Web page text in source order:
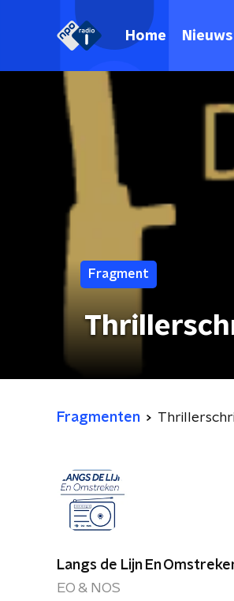
Home Nieuws
Fragment
Fragmenten
Langs de Lijn En
EO & NOS